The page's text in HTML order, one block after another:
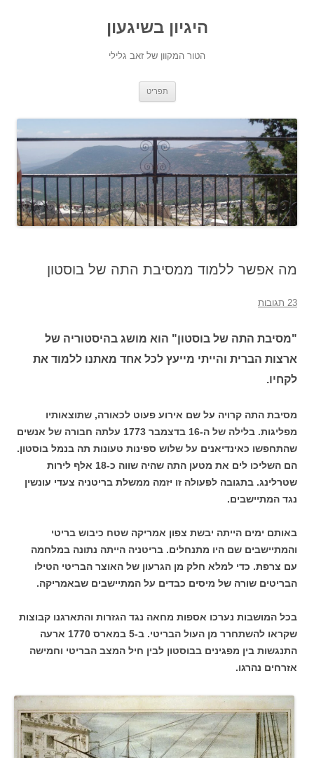
היגיון בשיגעון
הטור המקוון של זאב גלילי
תפריט
מה אפשר ללמוד ממסיבת התה של בוסטון
23 תגובות
"מסיבת התה של בוסטון" הוא מושג בהיסטוריה של
ארצות הברית והייתי מייעץ לכל אחד מאתנו ללמוד את
לקחיו.
מסיבת התה קרויה על שם אירוע פעוט לכאורה, שתוצאותיו
מפליגות. בלילה של ה-16 בדצמבר 1773 עלתה חבורה של אנשים
שהתחפשו כאינדיאנים על שלוש ספינות טעונות תה בנמל בוסטון.
הם השליכו לים את מטען התה שהיה שווה כ-18 אלף לירות
שטרלינג. בתגובה לפעולה זו יזמה ממשלת בריטניה צעדי עונשין
נגד המתיישבים.
באותם ימים הייתה יבשת צפון אמריקה שטח כיבוש בריטי
והמתיישבים שם היו מתנחלים. בריטניה הייתה נתונה במלחמה
עם צרפת. כדי למלא חלק מן הגרעון של האוצר הבריטי הטילו
הבריטים שורה של מיסים כבדים על המתיישבים שבאמריקה.
בכל המושבות נערכו אספות מחאה נגד הגזרות והתארגנו קבוצות
שקראו להשתחרר מן העול הבריטי. ב-5 במארס 1770 ארעה
התנגשות בין מפגינים בבוסטון לבין חיל המצב הבריטי וחמישה
אזרחים נהרגו.